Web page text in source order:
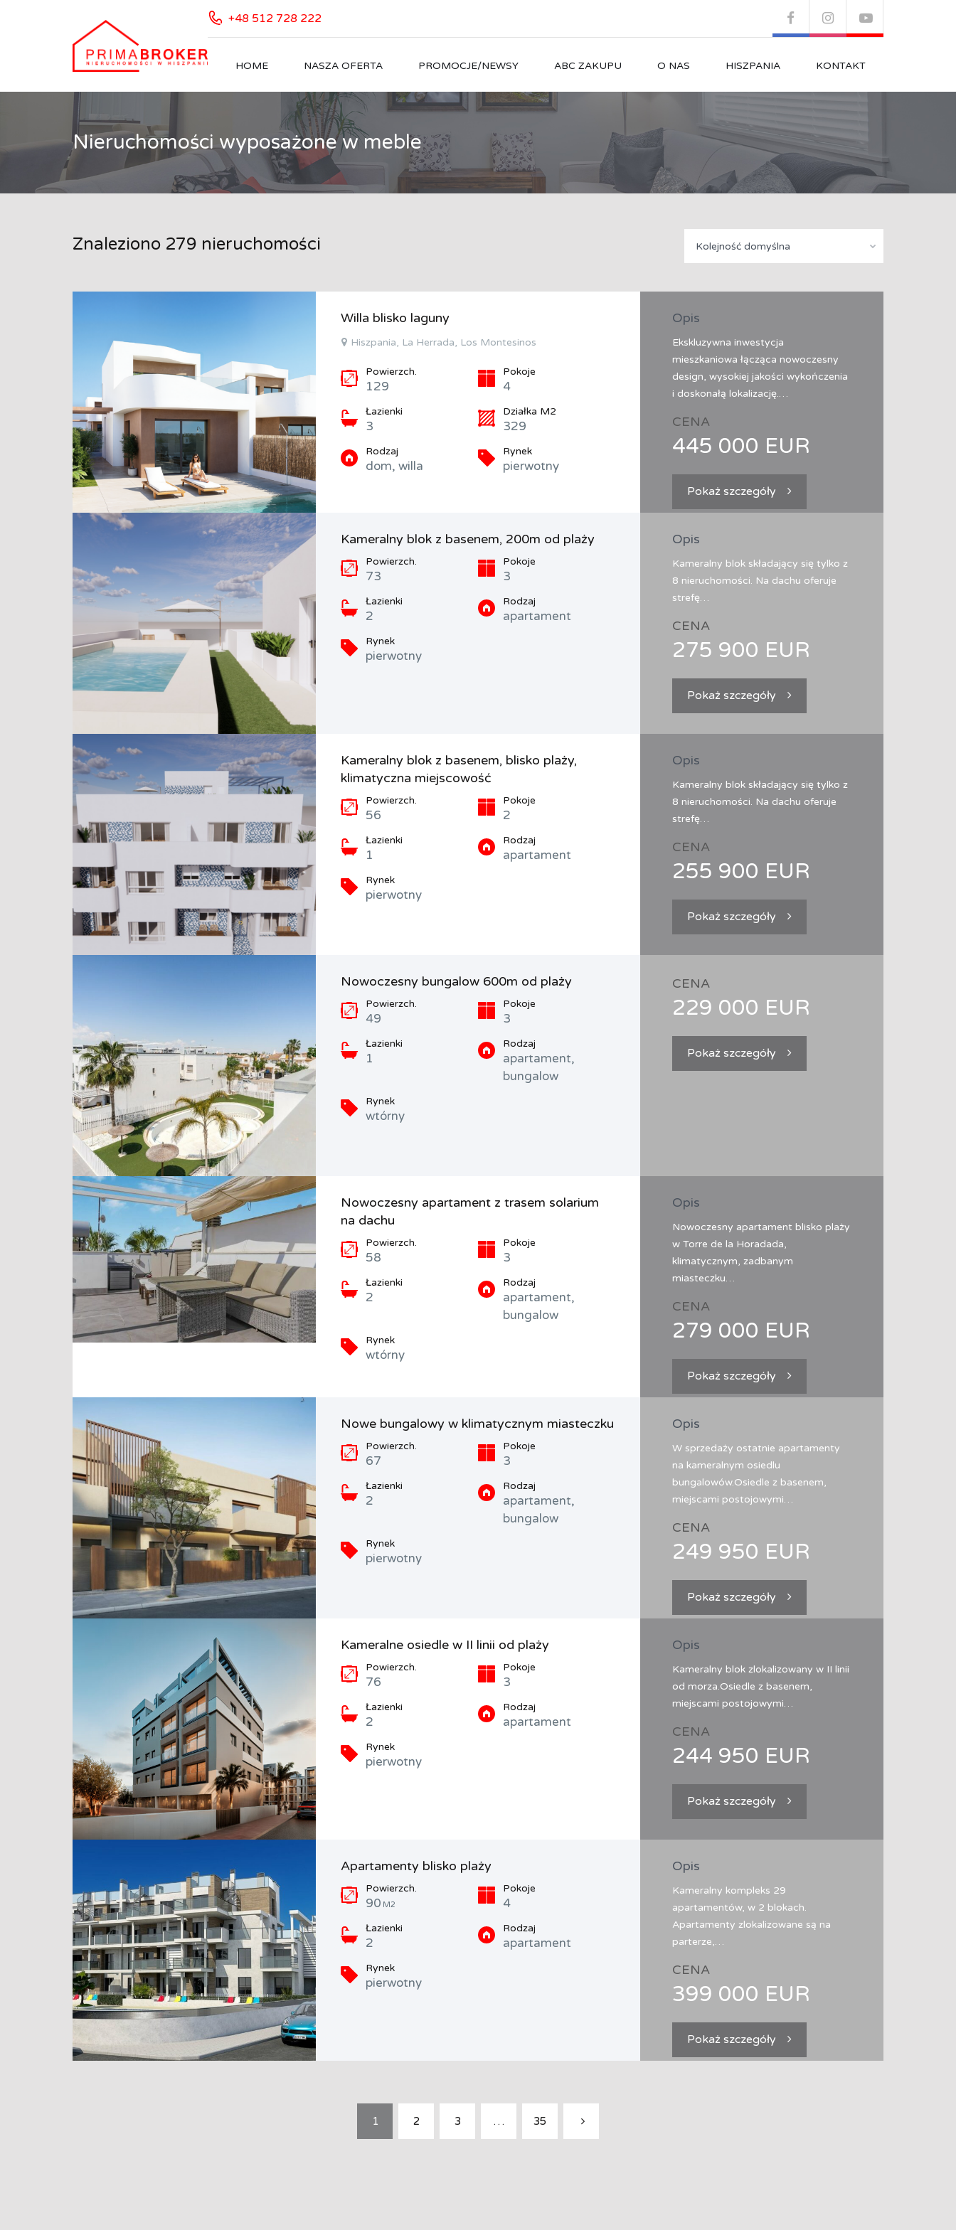
+48 512 728 222
HOME NASZA OFERTA PROMOCJE/NEWSY ABC ZAKUPU O NAS HISZPANIA KONTAKT
Nieruchomości wyposażone w meble
Znaleziono 279 nieruchomości Kolejność domyślna
Willa blisko laguny
Hiszpania, La Herrada, Los Montesinos
Powierzch.
129
Pokoje
4
Łazienki
3
Działka M2
329
Rodzaj
dom, willa
Rynek
pierwotny
Opis
Ekskluzywna inwestycja
mieszkaniowa łącząca nowoczesny
design, wysokiej jakości wykończenia
i doskonałą lokalizację.…
CENA
445 000 EUR
Pokaż szczegóły
Kameralny blok z basenem, 200m od plaży
Powierzch.
73
Pokoje
3
Łazienki
2
Rodzaj
apartament
Rynek
pierwotny
Opis
Kameralny blok składający się tylko z
8 nieruchomości. Na dachu oferuje
strefę…
CENA
275 900 EUR
Pokaż szczegóły
Kameralny blok z basenem, blisko plaży,
klimatyczna miejscowość
Powierzch.
56
Pokoje
2
Łazienki
1
Rodzaj
apartament
Rynek
pierwotny
Opis
Kameralny blok składający się tylko z
8 nieruchomości. Na dachu oferuje
strefę…
CENA
255 900 EUR
Pokaż szczegóły
Nowoczesny bungalow 600m od plaży
Powierzch.
49
Pokoje
3
Łazienki
1
Rodzaj
apartament,
bungalow
Rynek
wtórny
CENA
229 000 EUR
Pokaż szczegóły
Nowoczesny apartament z trasem solarium
na dachu
Powierzch.
58
Pokoje
3
Łazienki
2
Rodzaj
apartament,
bungalow
Rynek
wtórny
Opis
Nowoczesny apartament blisko plaży
w Torre de la Horadada,
klimatycznym, zadbanym
miasteczku…
CENA
279 000 EUR
Pokaż szczegóły
Nowe bungalowy w klimatycznym miasteczku
Powierzch.
67
Pokoje
3
Łazienki
2
Rodzaj
apartament,
bungalow
Rynek
pierwotny
Opis
W sprzedaży ostatnie apartamenty
na kameralnym osiedlu
bungalowów.Osiedle z basenem,
miejscami postojowymi…
CENA
249 950 EUR
Pokaż szczegóły
Kameralne osiedle w II linii od plaży
Powierzch.
76
Pokoje
3
Łazienki
2
Rodzaj
apartament
Rynek
pierwotny
Opis
Kameralny blok zlokalizowany w II linii
od morza.Osiedle z basenem,
miejscami postojowymi…
CENA
244 950 EUR
Pokaż szczegóły
Apartamenty blisko plaży
Powierzch.
90 M2
Pokoje
4
Łazienki
2
Rodzaj
apartament
Rynek
pierwotny
Opis
Kameralny kompleks 29
apartamentów, w 2 blokach.
Apartamenty zlokalizowane są na
parterze,…
CENA
399 000 EUR
Pokaż szczegóły
1 2 3 … 35